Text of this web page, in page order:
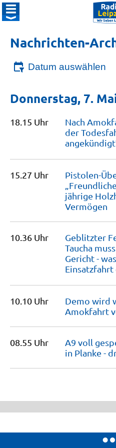
Nachrichten-
Datum auswählen
Donnerstag, 7.
18.15 Uhr
Nach
der
15.27 Uhr
Pistolen-
jährige
Vermögen
10.36 Uhr
Geblitzter
Taucha
Gericht -
Einsatzfahrt
10.10 Uhr
Demo wird
Amokfahrt
08.55 Uhr
A9 voll
in Planke -